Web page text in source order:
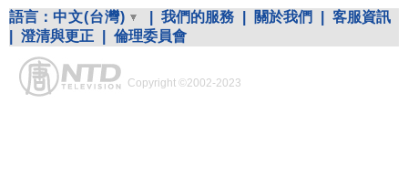
語言： 中文(台灣) 我們的服務 關於我們
客服資訊
澄清與更正 倫理委員會
Copyright ©2002-2023